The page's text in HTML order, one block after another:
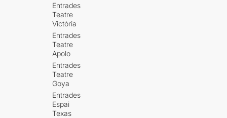
Entrades
Teatre
Victòria
Entrades
Teatre
Apolo
Entrades
Teatre
Goya
Entrades
Espai
Texas